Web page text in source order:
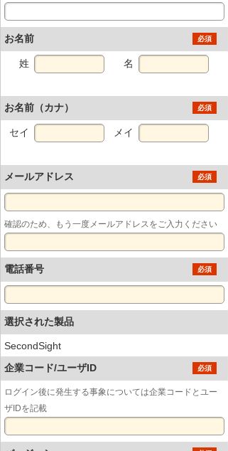
お名前 必須
姓 名
お名前（カナ） 必須
セイ メイ
メールアドレス 必須
確認のため、もう一度メールアドレスをご入力ください
電話番号 必須
選択された製品
SecondSight
企業コード/ユーザID
必須
ログイン後に発生する事象については企業コードとユー
ザIDを記載